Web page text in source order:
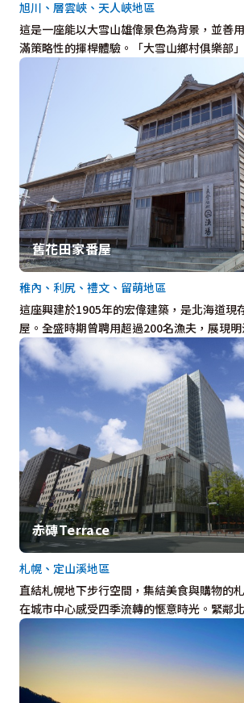
這是一座能以大雪山雄偉景色為背景，並善
滿策略性的揮桿體驗。「大雪山鄉村俱樂部
旭川、層雲峽、天人峽地區
舊花田家番屋
這座興建於1905年的宏偉建築，是北海道現
屋。全盛時期曾聘用超過200名漁夫，展現
稚內、利尻、禮文、留萌地區
赤磚Terrace
直結札幌地下步行空間，集結美食與購物的
在城市中心感受四季流轉的愜意時光。緊鄰
札幌、定山溪地區